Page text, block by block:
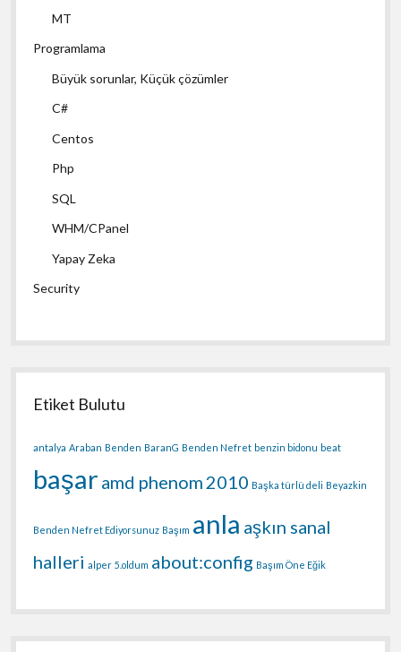
MT
Programlama
Büyük sorunlar, Küçük çözümler
C#
Centos
Php
SQL
WHM/CPanel
Yapay Zeka
Security
Etiket Bulutu
antalya Araban Benden BaranG Benden Nefret benzin bidonu beat
başar amd phenom 2010 Başka türlü deli Beyazkin
Benden Nefret Ediyorsunuz Başım anla aşkın sanal
halleri alper 5.oldum about:config Başım Öne Eğik